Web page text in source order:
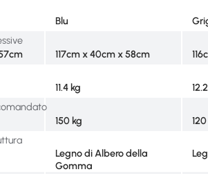
Blu
117cm x 40cm x 58cm
11.4 kg
150 kg
Legno di Albero della
Gomma